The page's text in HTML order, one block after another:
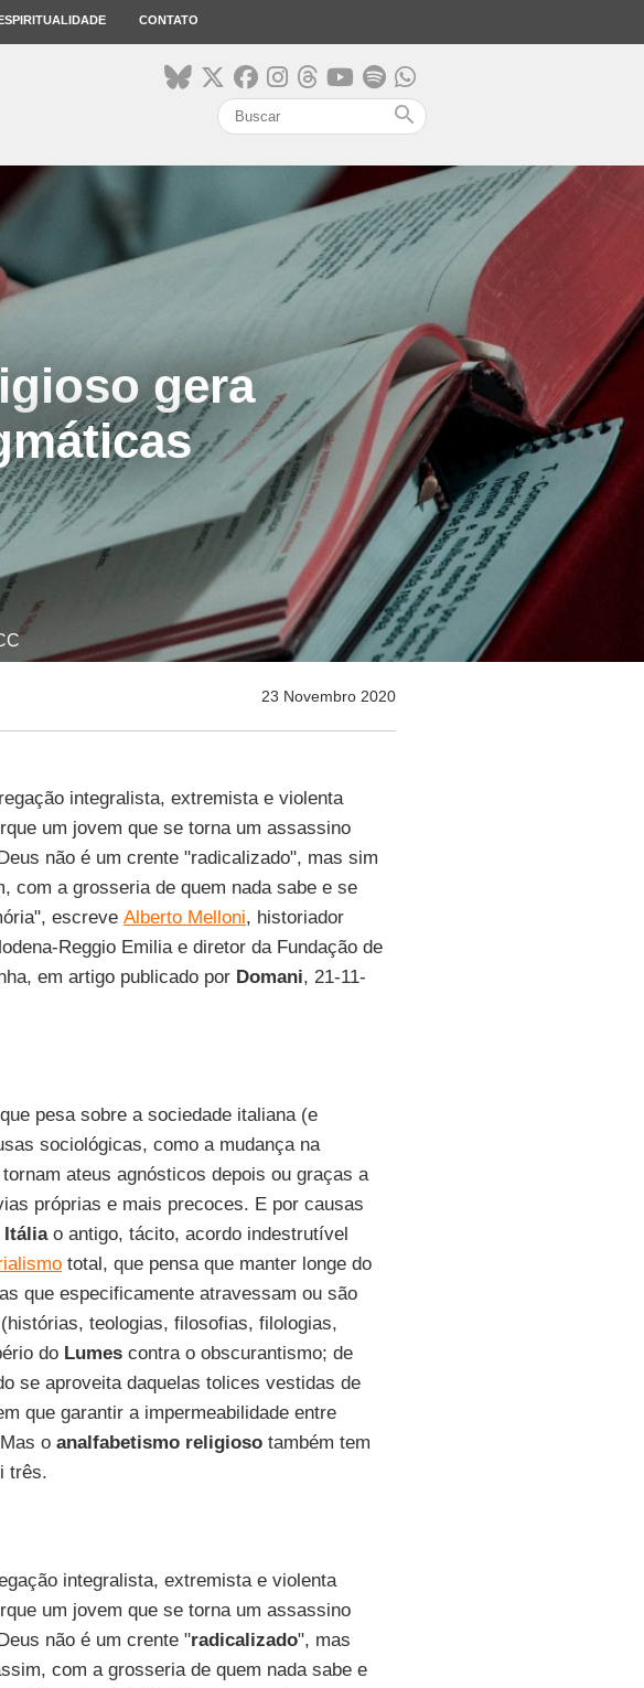
CONTATO
search
gera
23 Novembro 2020
integralista, extremista e violenta
um jovem que se torna um assassino
não é um crente "radicalizado", mas sim
com a grosseria de quem nada sabe e se
escreve Alberto Melloni, historiador
Reggio Emilia e diretor da Fundação de
em artigo publicado por Domani, 21-11-
pesa sobre a sociedade italiana (e
sociológicas, como a mudança na
ateus agnósticos depois ou graças a
próprias e mais precoces. E por causas
Itáliao antigo, tácito, acordo indestrutível
total, que pensa que manter longe do
que especificamente atravessam ou são
teologias, filosofias, filologias,
do Lumescontra o obscurantismo; de
se aproveita daquelas tolices vestidas de
que garantir a impermeabilidade entre
o analfabetismo religiosotambém tem
três.
integralista, extremista e violenta
um jovem que se torna um assassino
não é um crente "radicalizado", mas
com a grosseria de quem nada sabe e